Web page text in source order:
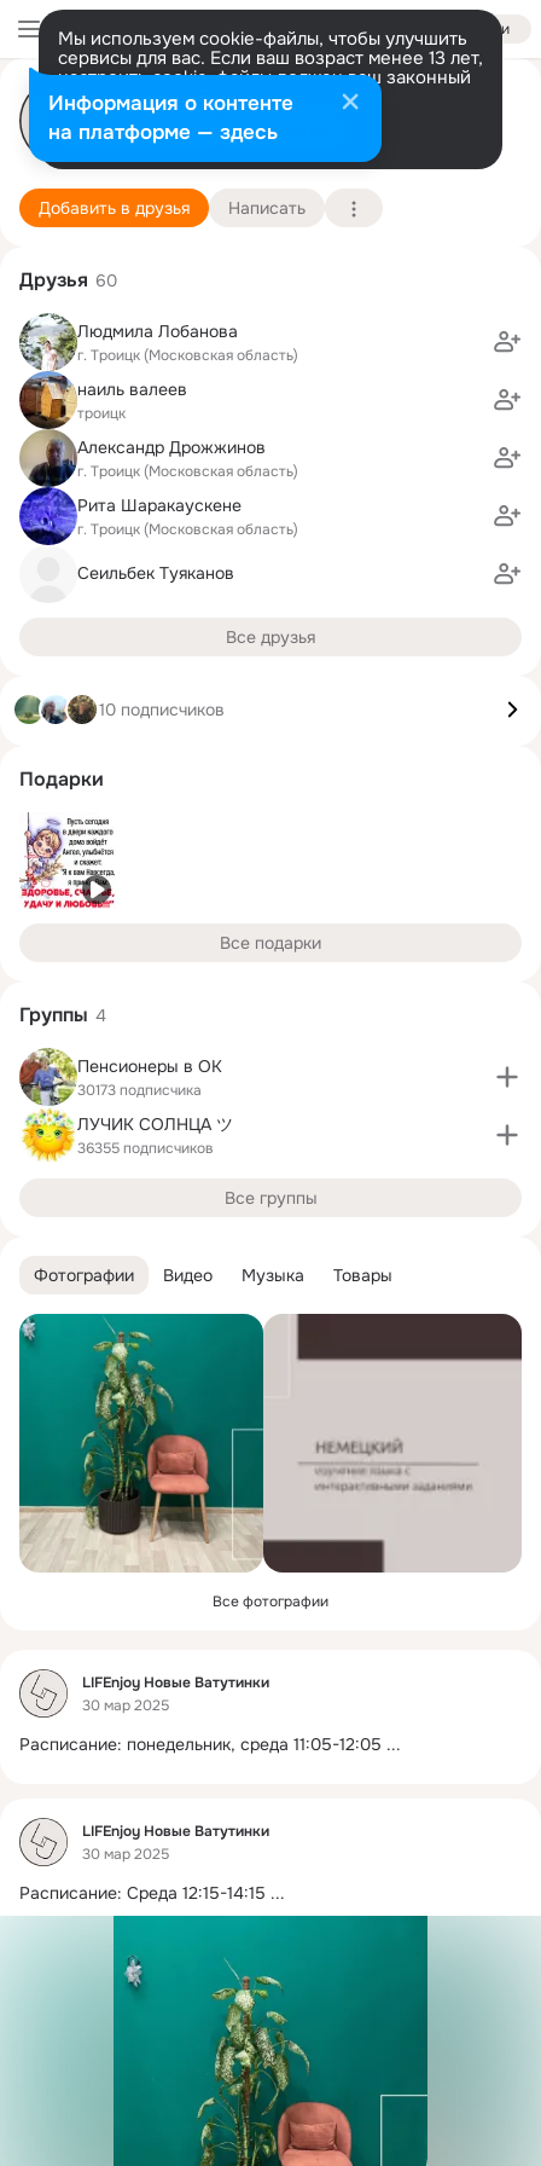
Войти
Мы используем cookie-файлы, чтобы улучшить
сервисы для вас. Если ваш возраст менее 13 лет,
настроить cookie-файлы должен ваш законный
представитель. Больше информации
Разрешить все Настроить
LIFEnjoy Новые Ватутинки
г. Троицк (Московская область)
Подробнее
Добавить в друзья Написать
Фотографии Видео Музыка Товары
Все фотографии
Фид
LIFEnjoy Новые Ватутинки
30 мар 2025
Расписание: понедельник, среда 11:05-12:05 ...
Фид
LIFEnjoy Новые Ватутинки
30 мар 2025
Расписание: Среда 12:15-14:15 ...
Друзья 60
Людмила Лобанова
г. Троицк (Московская область)
наиль валеев
троицк
Александр Дрожжинов
г. Троицк (Московская область)
Рита Шаракаускене
г. Троицк (Московская область)
Сеильбек Туяканов
Все друзья
10 подписчиков
Подарки
Все подарки
Группы 4
Пенсионеры в ОК
30173 подписчика
ЛУЧИК СОЛНЦА ツ
36355 подписчиков
Все группы
Информация о контенте
на платформе — здесь